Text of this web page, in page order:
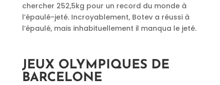
chercher 252,5kg pour un record du monde à
l’épaulé-jeté. Incroyablement, Botev a réussi à
l’épaulé, mais inhabituellement il manqua le jeté.
JEUX OLYMPIQUES DE
BARCELONE